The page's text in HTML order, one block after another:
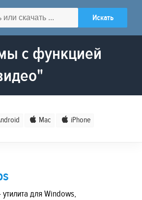
с функцией
Mac iPhone
утилита для Windows,